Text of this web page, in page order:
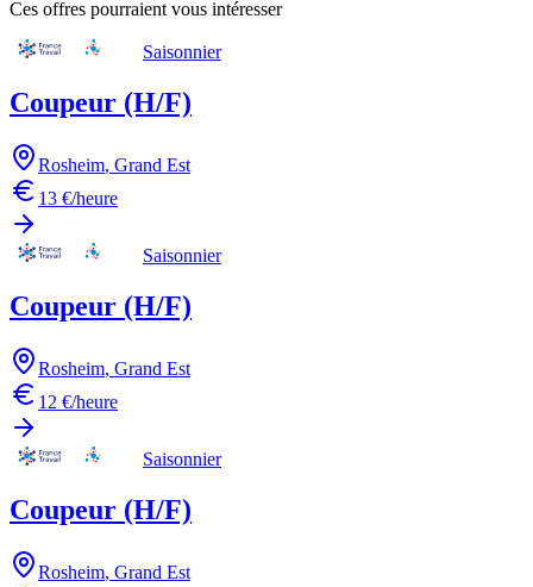
Ces offres pourraient vous intéresser
Saisonnier
Coupeur (H/F)
Rosheim, Grand Est
13 €/heure
Saisonnier
Coupeur (H/F)
Rosheim, Grand Est
12 €/heure
Saisonnier
Coupeur (H/F)
Rosheim, Grand Est